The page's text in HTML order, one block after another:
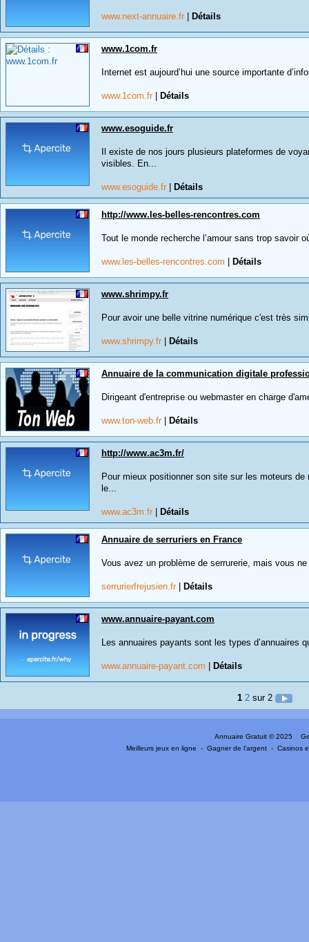
www.next-annuaire.fr Détails
www.1com.fr
Internet est aujourd’hui une source importante
www.1com.fr Détails
www.esoguide.fr
Il existe de nos jours plusieurs plateformes de
visibles. En...
www.esoguide.fr Détails
http://www.les-belles-rencontres.com
Tout le monde recherche l’amour sans trop savoir
www.les-belles-rencontres.com Détails
www.shrimpy.fr
Pour avoir une belle vitrine numérique c'est très
www.shrimpy.fr Détails
Annuaire de la communication digitale
Dirigeant d'entreprise ou webmaster en charge
www.ton-web.fr Détails
http://www.ac3m.fr/
Pour mieux positionner son site sur les moteurs
le...
www.ac3m.fr Détails
Annuaire de serruriers en France
Vous avez un problème de serrurerie, mais vous
serrurierfrejusien.fr Détails
www.annuaire-payant.com
Les annuaires payants sont les types d’annuaires
www.annuaire-payant.com Détails
1 2 sur 2
Annuaire Gratuit © 2025
Meilleurs jeux en ligne
-Gagner de l'argent -Casinos